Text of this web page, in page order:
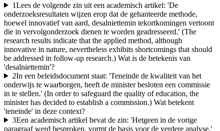
1Lees de volgende zin uit een academisch artikel: 'De
onderzoeksresultaten wijzen erop dat de gehanteerde methode,
hoewel innovatief van aard, desalniettemin tekortkomingen vertoont
die in vervolgonderzoek dienen te worden geadresseerd.' (The
research results indicate that the applied method, although
innovative in nature, nevertheless exhibits shortcomings that should
be addressed in follow-up research.) Wat is de betekenis van
'desalniettemin'?
2In een beleidsdocument staat: 'Teneinde de kwaliteit van het
onderwijs te waarborgen, heeft de minister besloten een commissie
in te stellen.' (In order to safeguard the quality of education, the
minister has decided to establish a commission.) Wat betekent
'teneinde' in deze context?
3Een academisch artikel bevat de zin: 'Hetgeen in de vorige
paragraaf werd besproken, vormt de basis voor de verdere analyse.'